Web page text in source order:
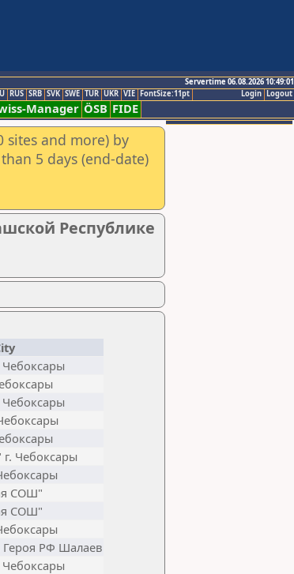
Servertime 06.08.2026 10:49:01
Logout
Login
RUS SRB SVK SWE TUR UKR VIE FontSize:11pt
Manager ÖSB FIDE
sites and more) by
5 days (end-date)
Республике
Чебоксары
СОШ"
СОШ"
РФ Шалаев